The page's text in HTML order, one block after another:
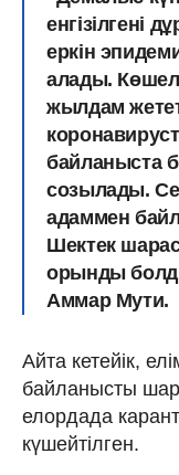
енгізілгені
еркін
алады.
жылдам
байланыста
созылады.
адаммен
Шектек
орынды
Аммар Мути.
Айта кетейік,
байланысты
елордада
күшейтілген.